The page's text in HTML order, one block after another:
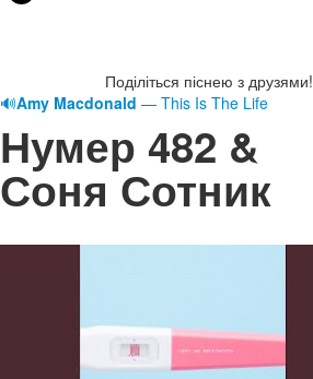
Поділіться піснею з друзями!
🔊Amy Macdonald — This Is The Life
Нумер 482 &
Соня Сотник